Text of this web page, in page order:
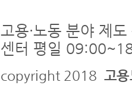
고용·노동 분야 제
센터 평일
copyright 2018 고